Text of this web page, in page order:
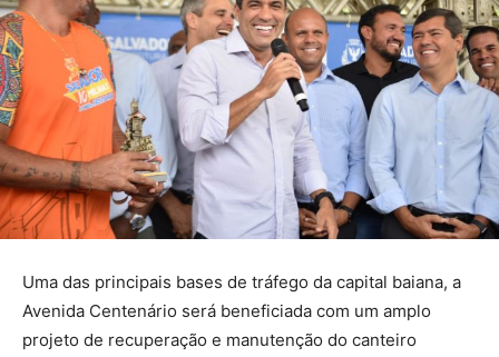
Uma das principais bases de tráfego da capital baiana, a
Avenida Centenário será beneficiada com um amplo
projeto de recuperação e manutenção do canteiro